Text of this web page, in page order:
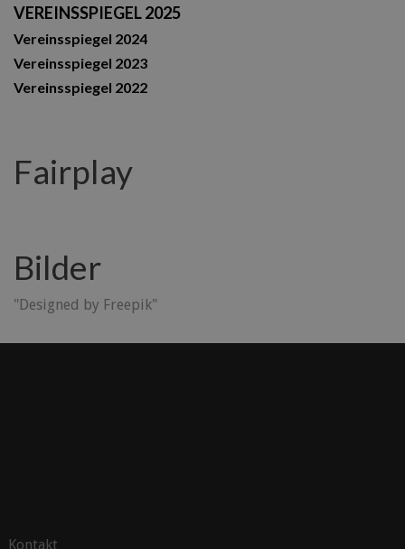
VEREINSSPIEGEL 2025
Vereinsspiegel 2024
Vereinsspiegel 2023
Vereinsspiegel 2022
Fairplay
Bilder
"Designed by Freepik"
Kontakt